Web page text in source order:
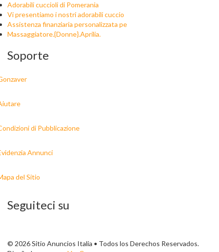
Adorabili cuccioli di Pomerania
Vi presentiamo i nostri adorabili cuccio
Assistenza finanziaria personalizzata pe
Massaggiatore.{Donne}.Aprilia.
Soporte
di Pubblicazione
Annunci
del Sitio
Seguiteci su
© 2026 Sitio Anuncios Italia • Todos los Derechos Reservados.